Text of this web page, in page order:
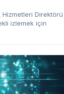
Hizmetleri Direktörü
izlemek için